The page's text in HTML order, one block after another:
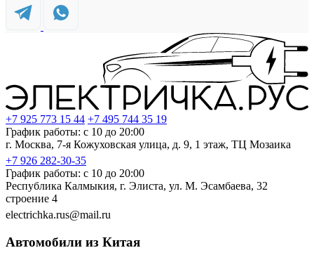
+7 925 773 15 44 +7 495 744 35 19
График работы: с 10 до 20:00
г. Москва, 7-я Кожуховская улица, д. 9, 1 этаж, ТЦ Мозаика
+7 926 282-30-35
График работы: с 10 до 20:00
Республика Калмыкия, г. Элиста, ул. М. Эсамбаева, 32
строение 4
electrichka.rus@mail.ru
Автомобили из Китая